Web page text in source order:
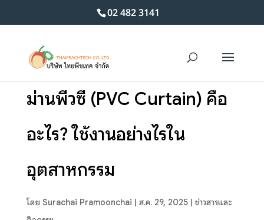
02 482 3141
ม่านพีวีซี (PVC Curtain) คือ
อะไร? ใช้งานอย่างไรใน
อุตสาหกรรม
โดย Surachai Pramoonchai | ส.ค. 29, 2025| ข่าวสารและ